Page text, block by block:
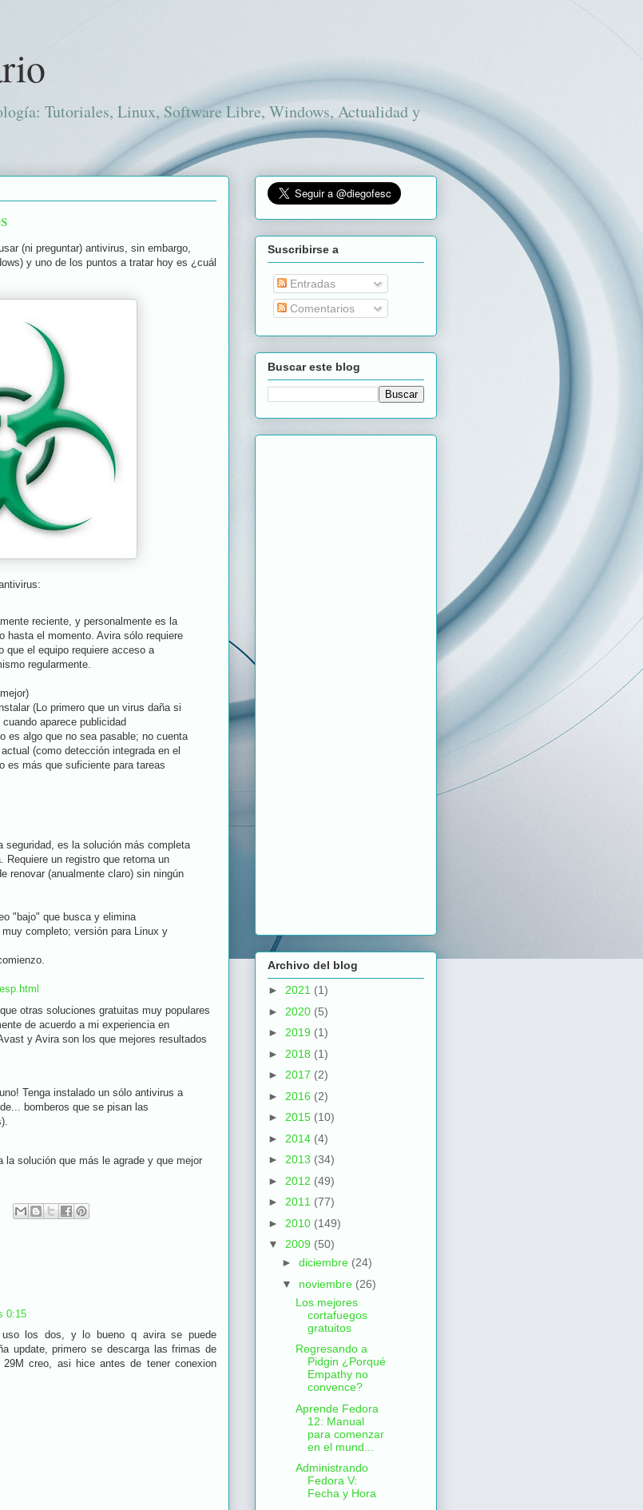
Tutoriales, Linux, Software Libre, Windows, Actualidad y
(ni preguntar) antivirus, sin embargo,
y uno de los puntos a tratar hoy es ¿cuál
reciente, y personalmente es la
hasta el momento. Avira sólo requiere
que el equipo requiere acceso a
regularmente.
(Lo primero que un virus daña si
aparece publicidad
es algo que no sea pasable; no cuenta
(como detección integrada en el
es más que suficiente para tareas
seguridad, es la solución más completa
un registro que retorna un
renovar (anualmente claro) sin ningún
"bajo" que busca y elimina
completo; versión para Linux y
otras soluciones gratuitas muy populares
de acuerdo a mi experiencia en
y Avira son los que mejores resultados
Tenga instalado un sólo antivirus a
bomberos que se pisan las
solución que más le agrade y que mejor
0:15
uso los dos, y lo bueno q avira se puede
update, primero se descarga las frimas de
29M creo, asi hice antes de tener conexion
Suscribirse a
Entradas
Comentarios
Buscar este blog
Archivo del blog
► 2021 (1)
► 2020 (5)
► 2019 (1)
► 2018 (1)
► 2017 (2)
► 2016 (2)
► 2015 (10)
► 2014 (4)
► 2013 (34)
► 2012 (49)
► 2011 (77)
► 2010 (149)
▼ 2009 (50)
► diciembre (24)
▼ noviembre (26)
Los mejores
cortafuegos
gratuitos
Regresando a
Pidgin ¿Porqué
Empathy no
convence?
Aprende Fedora
12: Manual
para comenzar
en el mund...
Administrando
Fedora V:
Fecha y Hora